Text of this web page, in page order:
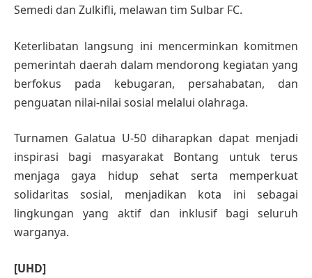
Semedi dan Zulkifli, melawan tim Sulbar FC.
Keterlibatan langsung ini mencerminkan komitmen
pemerintah daerah dalam mendorong kegiatan yang
berfokus pada kebugaran, persahabatan, dan
penguatan nilai-nilai sosial melalui olahraga.
Turnamen Galatua U-50 diharapkan dapat menjadi
inspirasi bagi masyarakat Bontang untuk terus
menjaga gaya hidup sehat serta memperkuat
solidaritas sosial, menjadikan kota ini sebagai
lingkungan yang aktif dan inklusif bagi seluruh
warganya.
[UHD]